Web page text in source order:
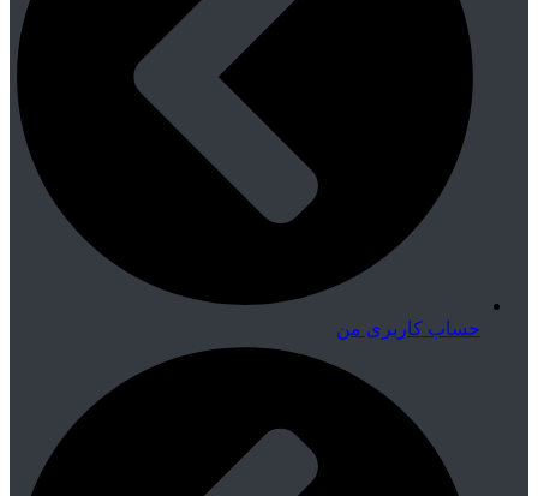
حساب کاربری من